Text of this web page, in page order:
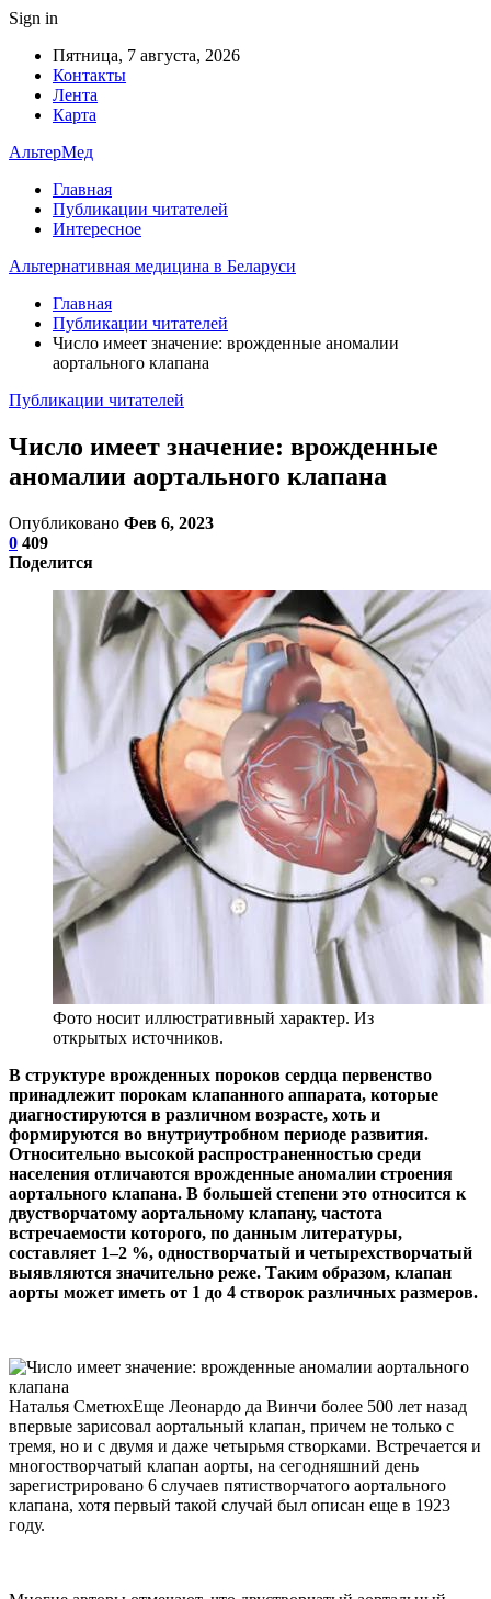
Sign in
Пятница, 7 августа, 2026
Контакты
Лента
Карта
АльтерМед
Главная
Публикации читателей
Интересное
Альтернативная медицина в Беларуси
Главная
Публикации читателей
Число имеет значение: врожденные аномалии
аортального клапана
Публикации читателей
Число имеет значение: врожденные
аномалии аортального клапана
Опубликовано Фев 6, 2023
0 409
Поделится
Фото носит иллюстративный характер. Из
открытых источников.
В структуре врожденных пороков сердца первенство
принадлежит порокам клапанного аппарата, которые
диагностируются в различном возрасте, хоть и
формируются во внутриутробном периоде развития.
Относительно высокой распространенностью среди
населения отличаются врожденные аномалии строения
аортального клапана. В большей степени это относится к
двустворчатому аортальному клапану, частота
встречаемости которого, по данным литературы,
составляет 1–2 %, одностворчатый и четырехстворчатый
выявляются значительно реже. Таким образом, клапан
аорты может иметь от 1 до 4 створок различных размеров.
Наталья СметюхЕще Леонардо да Винчи более 500 лет назад
впервые зарисовал аортальный клапан, причем не только с
тремя, но и с двумя и даже четырьмя створками. Встречается и
многостворчатый клапан аорты, на сегодняшний день
зарегистрировано 6 случаев пятистворчатого аортального
клапана, хотя первый такой случай был описан еще в 1923
году.